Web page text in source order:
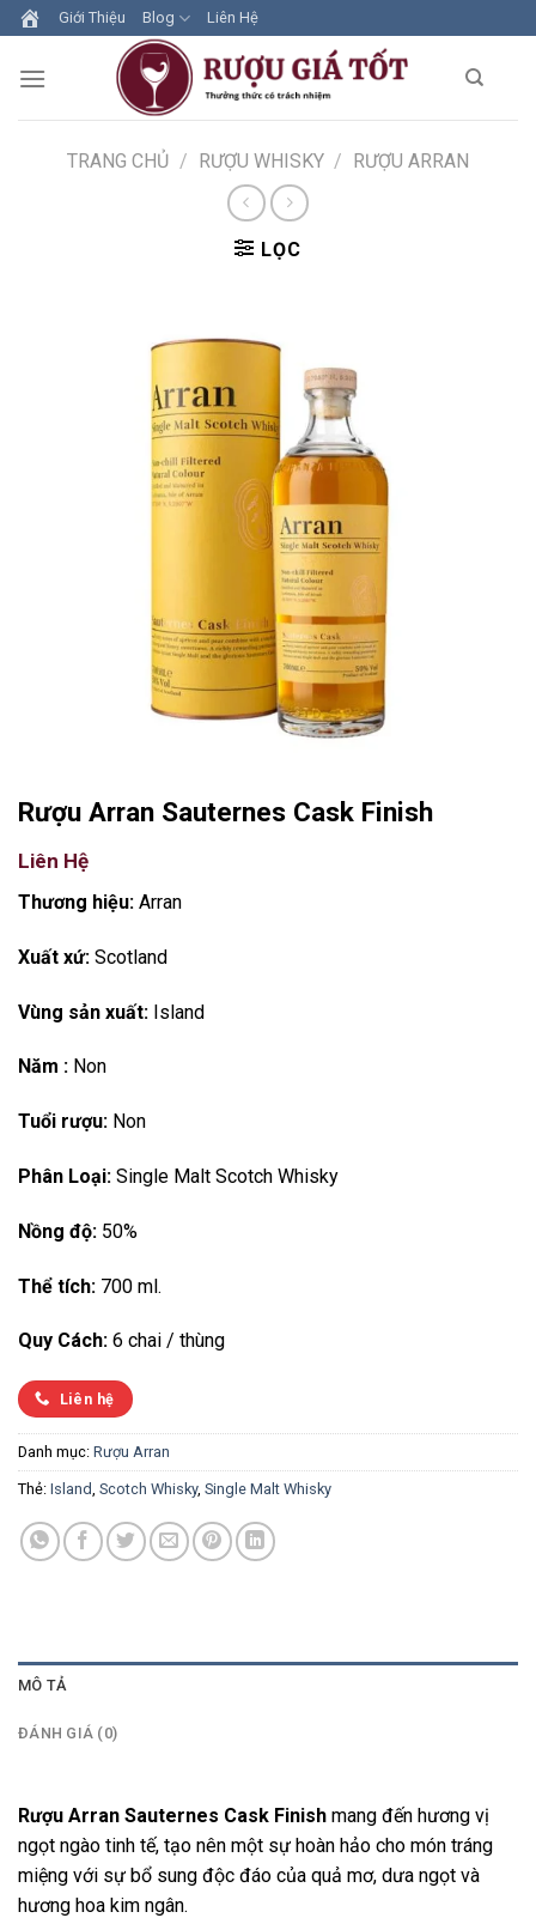
Skip
to
content
Giới Thiệu Blog Liên Hệ
TRANG CHỦ / RƯỢU WHISKY / RƯỢU ARRAN
LỌC
Rượu Arran Sauternes Cask Finish
Liên Hệ
Thương hiệu: Arran
Xuất xứ: Scotland
Vùng sản xuất: Island
Năm : Non
Tuổi rượu: Non
Phân Loại: Single Malt Scotch Whisky
Nồng độ: 50%
Thể tích: 700 ml.
Quy Cách: 6 chai / thùng
Liên hệ
Danh mục: Rượu Arran
Thẻ: Island Scotch Whisky, Single Malt Whisky
MÔ TẢ
ĐÁNH GIÁ (0)
Rượu Arran Sauternes Cask Finish mang đến hương vị
ngọt ngào tinh tế, tạo nên một sự hoàn hảo cho món tráng
miệng với sự bổ sung độc đáo của quả mơ, dưa ngọt và
hương hoa kim ngân.